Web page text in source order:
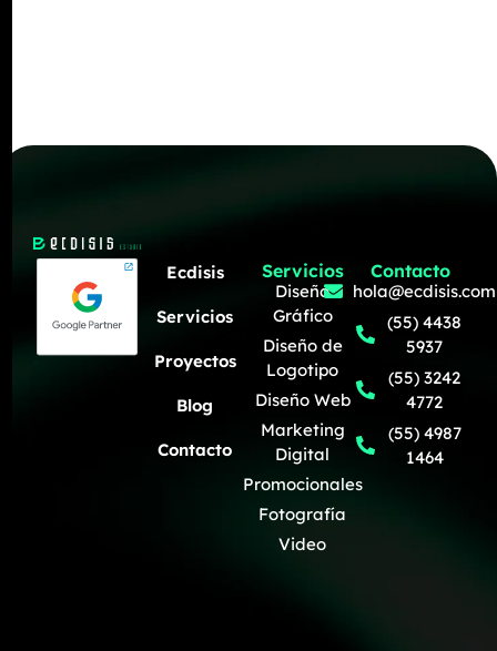
Ecdisis
Servicios
Proyectos
Blog
Contacto
Servicios
Diseño
Gráfico
Diseño de
Logotipo
Diseño Web
Marketing
Digital
Promocionales
Fotografía
Video
Contacto
hola@ecdisis.com
(55) 4438
5937
(55) 3242
4772
(55) 4987
1464